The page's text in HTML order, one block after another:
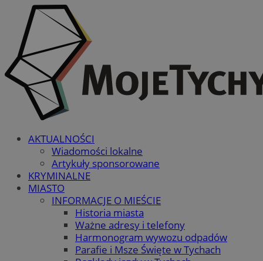
AKTUALNOŚCI
Wiadomości lokalne
Artykuły sponsorowane
KRYMINALNE
MIASTO
INFORMACJE O MIEŚCIE
Historia miasta
Ważne adresy i telefony
Harmonogram wywozu odpadów
Parafie i Msze Święte w Tychach